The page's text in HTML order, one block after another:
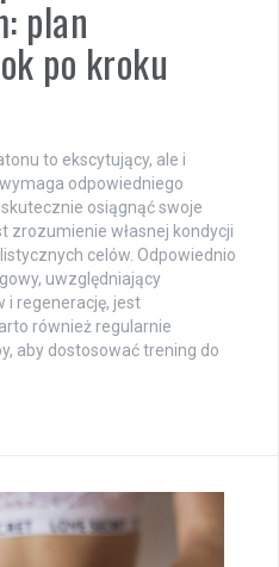
plan
po kroku
to ekscytujący, ale i
odpowiedniego
osiągnąć swoje
zrozumienie własnej kondycji
celów. Odpowiednio
uwzględniający
i regenerację, jest
również regularnie
aby dostosować trening do